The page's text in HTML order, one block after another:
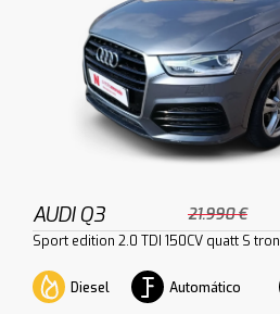
AUDI Q3 21.990 €
Sport edition 2.0 TDI 150CV quatt S tron
Diesel Automático